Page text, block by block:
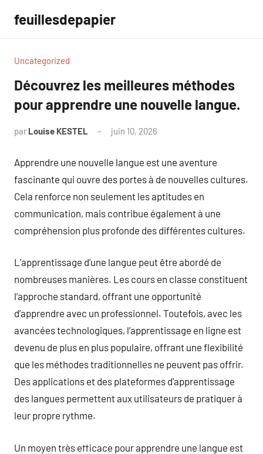
contenu
feuillesdepapier
Uncategorized
Découvrez les meilleures méthodes
pour apprendre une nouvelle langue.
par Louise KESTEL juin 10, 2026
Apprendre une nouvelle langue est une aventure
fascinante qui ouvre des portes à de nouvelles cultures.
Cela renforce non seulement les aptitudes en
communication, mais contribue également à une
compréhension plus profonde des différentes cultures.
L’apprentissage d’une langue peut être abordé de
nombreuses manières. Les cours en classe constituent
l’approche standard, offrant une opportunité
d’apprendre avec un professionnel. Toutefois, avec les
avancées technologiques, l’apprentissage en ligne est
devenu de plus en plus populaire, offrant une flexibilité
que les méthodes traditionnelles ne peuvent pas offrir.
Des applications et des plateformes d’apprentissage
des langues permettent aux utilisateurs de pratiquer à
leur propre rythme.
Un moyen très efficace pour apprendre une langue est